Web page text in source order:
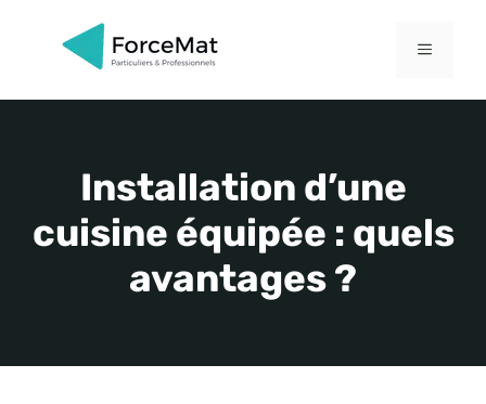
MENU
Installation d’une
cuisine équipée : quels
avantages ?